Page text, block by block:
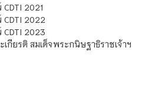
2021
2022
2023
กียรติ สมเด็จพระกนิษฐาธิราชเจ้าฯ